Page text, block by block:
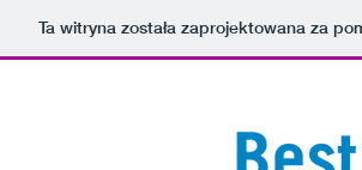
Ta witryna została zaprojektowana za